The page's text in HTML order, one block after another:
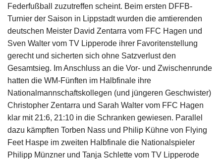
Federfußball zuzutreffen scheint. Beim ersten DFFB-
Turnier der Saison in Lippstadt wurden die amtierenden
deutschen Meister David Zentarra vom FFC Hagen und
Sven Walter vom TV Lipperode ihrer Favoritenstellung
gerecht und sicherten sich ohne Satzverlust den
Gesamtsieg. Im Anschluss an die Vor- und Zwischenrunde
hatten die WM-Fünften im Halbfinale ihre
Nationalmannschaftskollegen (und jüngeren Geschwister)
Christopher Zentarra und Sarah Walter vom FFC Hagen
klar mit 21:6, 21:10 in die Schranken gewiesen. Parallel
dazu kämpften Torben Nass und Philip Kühne von Flying
Feet Haspe im zweiten Halbfinale die Nationalspieler
Philipp Münzner und Tanja Schlette vom TV Lipperode